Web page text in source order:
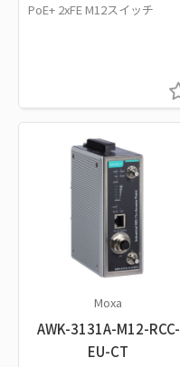
PoE+ 2xFE M12スイッチ
Moxa
AWK-3131A-M12-RCC-
EU-CT